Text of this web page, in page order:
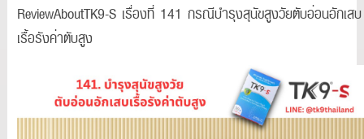
ReviewAboutTK9-S เรื่องที่ 141 กรณีบำรุงสุนัขสูงวัยตับอ่อนอักเสบ
เรื้อรังค่าตับสูง